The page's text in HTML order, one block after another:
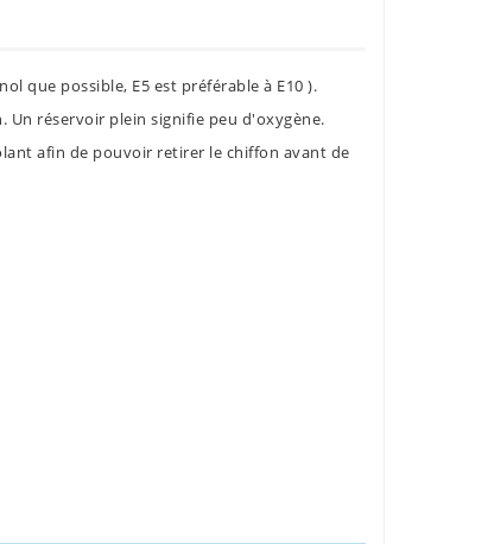
que possible, E5 est préférable à E10 ).
Un réservoir plein signifie peu d'oxygène.
afin de pouvoir retirer le chiffon avant de